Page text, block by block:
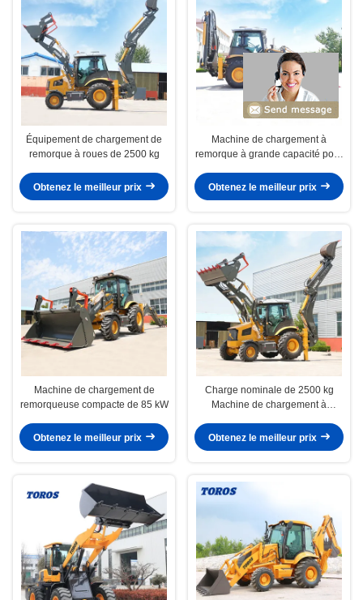
Équipement de chargement de
remorque à roues de 2500 kg
Obtenez le meilleur prix
Machine de chargement à
remorque à grande capacité pour
Obtenez le meilleur prix
Machine de chargement de
remorqueuse compacte de 85 kW
Obtenez le meilleur prix
Charge nominale de 2500 kg
Machine de chargement à
construction
Obtenez le meilleur prix